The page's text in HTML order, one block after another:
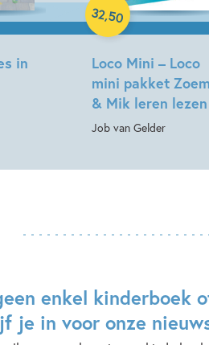
in
Loco Mini – Loco
mini pakket Zoem
& Mik leren lezen
Job van Gelder
32,50
enkel kinderboek
je in voor onze